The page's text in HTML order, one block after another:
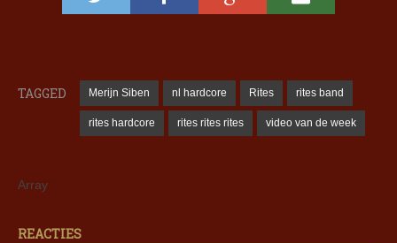
TAGGED Merijn Siben nl hardcore Rites rites band
rites hardcore rites rites rites video van de week
Array
REACTIES